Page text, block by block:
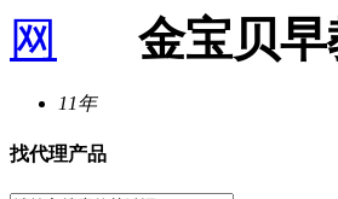
金宝贝
11年
找代理产品